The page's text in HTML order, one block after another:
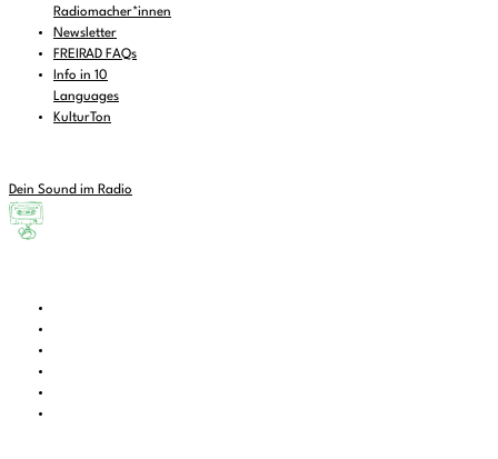
Radiomacher*innen
Newsletter
FREIRAD FAQs
Info in 10
Languages
KulturTon
Dein Sound im Radio